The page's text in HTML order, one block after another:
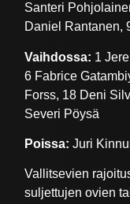
Santeri
Daniel Rantanen,
Vaihdossa: 1
6 Fabrice
Forss, 18 Deni
Severi Pöysä
Poissa:Juri
Vallitsevien
suljettujen ovien